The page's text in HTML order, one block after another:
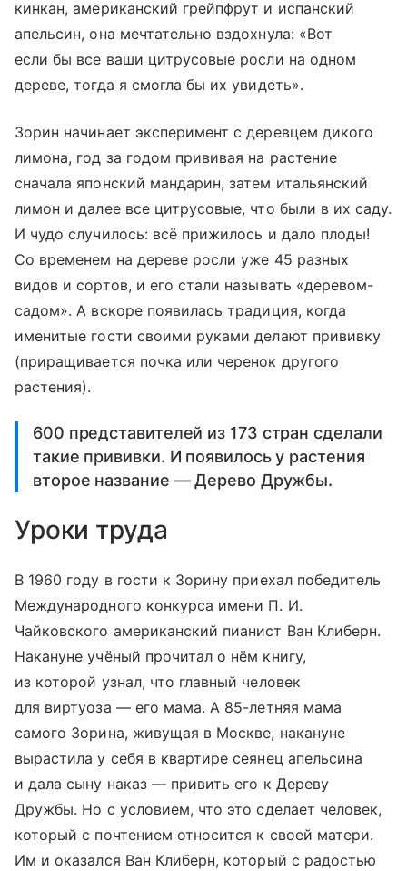
кинкан, американский грейпфрут и испанский
апельсин, она мечтательно вздохнула: «Вот
если бы все ваши цитрусовые росли на одном
дереве, тогда я смогла бы их увидеть».
Зорин начинает эксперимент с деревцем дикого
лимона, год за годом прививая на растение
сначала японский мандарин, затем итальянский
лимон и далее все цитрусовые, что были в их саду.
И чудо случилось: всё прижилось и дало плоды!
Со временем на дереве росли уже 45 разных
видов и сортов, и его стали называть «деревом-
садом». А вскоре появилась традиция, когда
именитые гости своими руками делают прививку
(приращивается почка или черенок другого
растения).
600 представителей из 173 стран сделали
такие прививки. И появилось у растения
второе название — Дерево Дружбы.
Уроки труда
В 1960 году в гости к Зорину приехал победитель
Международного конкурса имени П. И.
Чайковского американский пианист Ван Клиберн.
Накануне учёный прочитал о нём книгу,
из которой узнал, что главный человек
для виртуоза — его мама. А 85-летняя мама
самого Зорина, живущая в Москве, накануне
вырастила у себя в квартире сеянец апельсина
и дала сыну наказ — привить его к Дереву
Дружбы. Но с условием, что это сделает человек,
который с почтением относится к своей матери.
Им и оказался Ван Клиберн, который с радостью